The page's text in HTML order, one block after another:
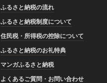
ふるさと納税の流れ
ふるさと納税制度について
住民税・所得税の控除について
ふるさと納税のお礼特典
マンガふるさと納税
よくあるご質問・お問い合わせ